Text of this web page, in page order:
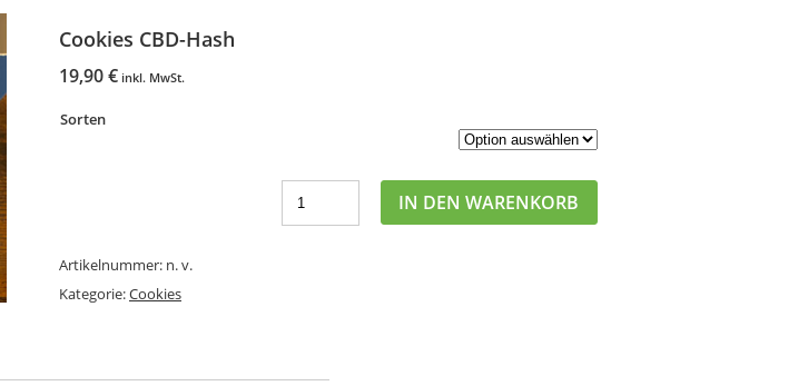
Cookies CBD-Hash
19,90€ inkl. MwSt.
Sorten
IN DEN WARENKORB
Artikelnummer: n. v.
Kategorie:Cookies